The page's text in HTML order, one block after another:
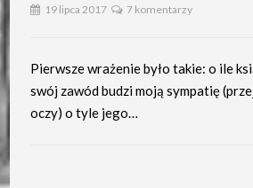
19 lipca 2017 7 komentarzy
Pierwsze wrażenie było takie: o ile
swój zawód budzi moją sympatię
oczy) o tyle jego…